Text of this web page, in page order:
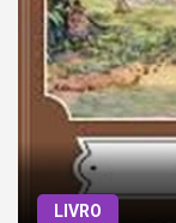
LIVRO